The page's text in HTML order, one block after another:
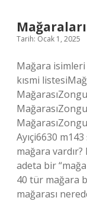
Tarih: Ocak 1, 2025
Mağara isimleri
kısmi
Ayıçi6630
mağara
adeta bir
40 tür mağara
mağarası